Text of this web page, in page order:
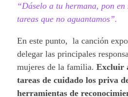
“Dáselo a tu hermana, pon en
tareas que no aguantamos”.
En este punto, la canción
delegar las principales
mujeres de la familia. Excluir
tareas de cuidado los priva
herramientas de